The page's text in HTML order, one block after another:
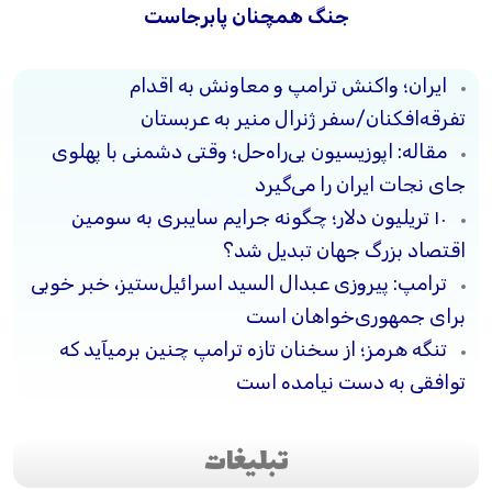
جنگ همچنان پابرجاست
ایران؛ واکنش ترامپ و معاونش به اقدام
تفرقه‌افکنان/سفر ژنرال منیر به عربستان
مقاله: اپوزیسیون بی‌راه‌حل؛ وقتی دشمنی با پهلوی
جای نجات ایران را می‌گیرد
۱۰ تریلیون دلار؛ چگونه جرایم سایبری به سومین
اقتصاد بزرگ جهان تبدیل شد؟
ترامپ: پیروزی عبدال السید اسرائیل‌ستیز، خبر خوبی
برای جمهوری‌خواهان است
تنگه هرمز؛ از سخنان تازه ترامپ چنین برمیآید که
توافقی به دست نیامده است
تبلیغات